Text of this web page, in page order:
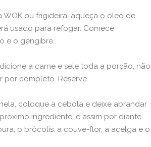
WOK ou frigideira, aqueça o óleo de
usado para refogar. Comece
e o gengibre.
a carne e sele toda a porção, não
por completo. Reserve.
coloque a cebola e deixe abrandar
ingrediente, e assim por diante.
o brócolis, a couve-flor, a acelga e o